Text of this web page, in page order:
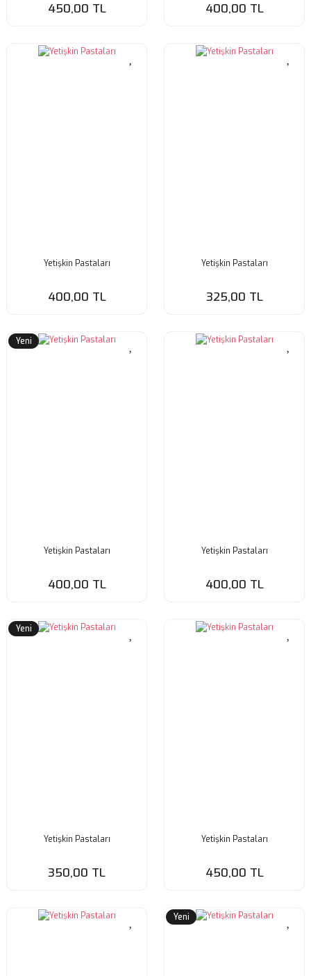
450,00 TL 400,00 TL
Yetişkin Pastaları
400,00 TL
Yetişkin Pastaları
325,00 TL
Yeni
Yetişkin Pastaları
400,00 TL
Yetişkin Pastaları
400,00 TL
Yeni
Yetişkin Pastaları
350,00 TL
Yetişkin Pastaları
450,00 TL
Yeni